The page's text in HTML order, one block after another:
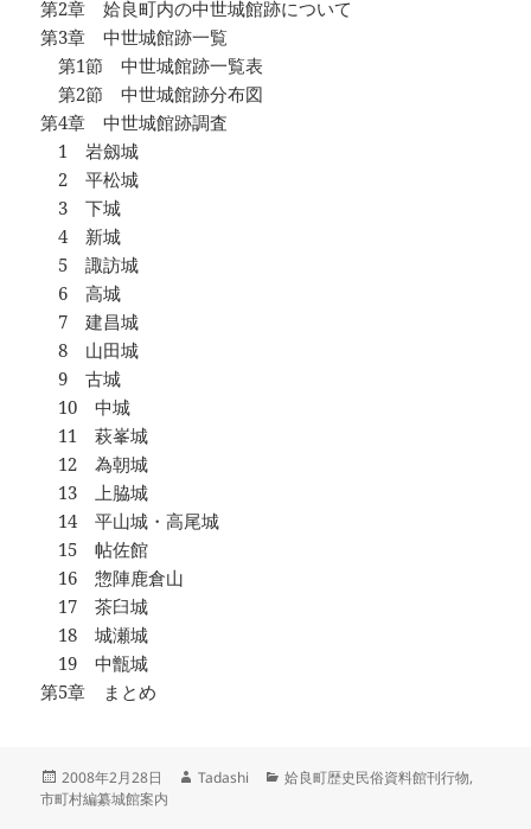
第2章 姶良町内の中世城館跡について
第3章 中世城館跡一覧
第1節 中世城館跡一覧表
第2節 中世城館跡分布図
第4章 中世城館跡調査
1 岩劔城
2 平松城
3 下城
4 新城
5 諏訪城
6 高城
7 建昌城
8 山田城
9 古城
10 中城
11 萩峯城
12 為朝城
13 上脇城
14 平山城・高尾城
15 帖佐館
16 惣陣鹿倉山
17 茶臼城
18 城瀬城
19 中甑城
第5章 まとめ
投
稿
2008年2月28日
作
Tadashi
カ
姶良町歴史民俗資料館刊行物,
市町村編纂城館案内